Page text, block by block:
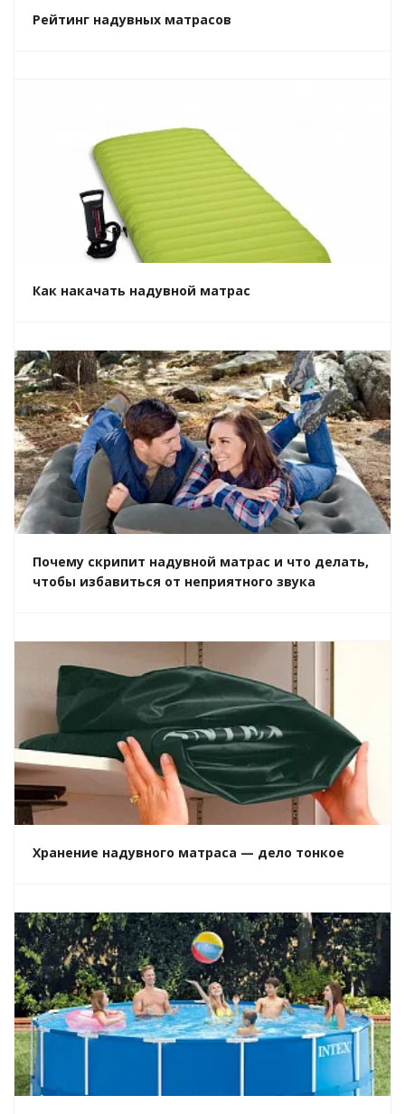
Рейтинг надувных матрасов
Как накачать надувной матрас
Почему скрипит надувной матрас и что делать,
чтобы избавиться от неприятного звука
Хранение надувного матраса — дело тонкое